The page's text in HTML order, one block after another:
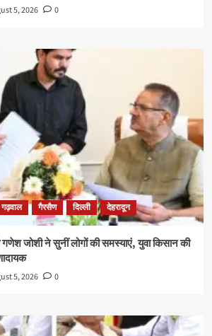
5, 2026 0
गढ़वाल गैरसैण दिल्ली देहरादून
जोशी ने सुनीं लोगों की समस्याएं, युवा किसान की
5, 2026 0